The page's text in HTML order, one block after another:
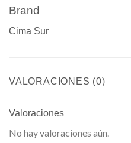
Brand
Cima Sur
VALORACIONES (0)
Valoraciones
No hay valoraciones aún.